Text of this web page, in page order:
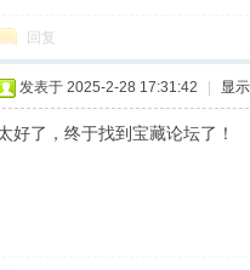
回复
发表于 2025-2-28 17:31:42 显
好了，终于找到宝藏论坛了！